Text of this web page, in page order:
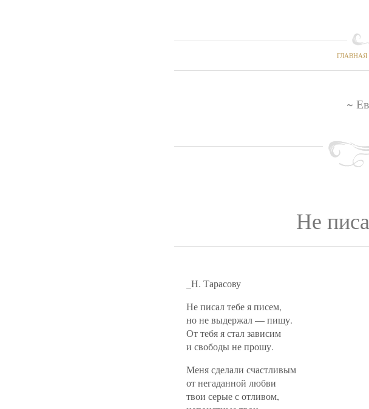
ГЛАВНАЯ
~
Не
_Н. Тарасову
Не писал тебе я писем,
но не выдержал — пишу.
От тебя я стал зависим
и свободы не прошу.
Меня сделали счастливым
от негаданной любви
твои серые с отливом,